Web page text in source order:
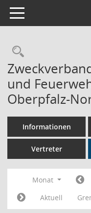
Toggle navigation
und
Oberpfalz-
Informationen
Vertreter
Monat
Aktuell